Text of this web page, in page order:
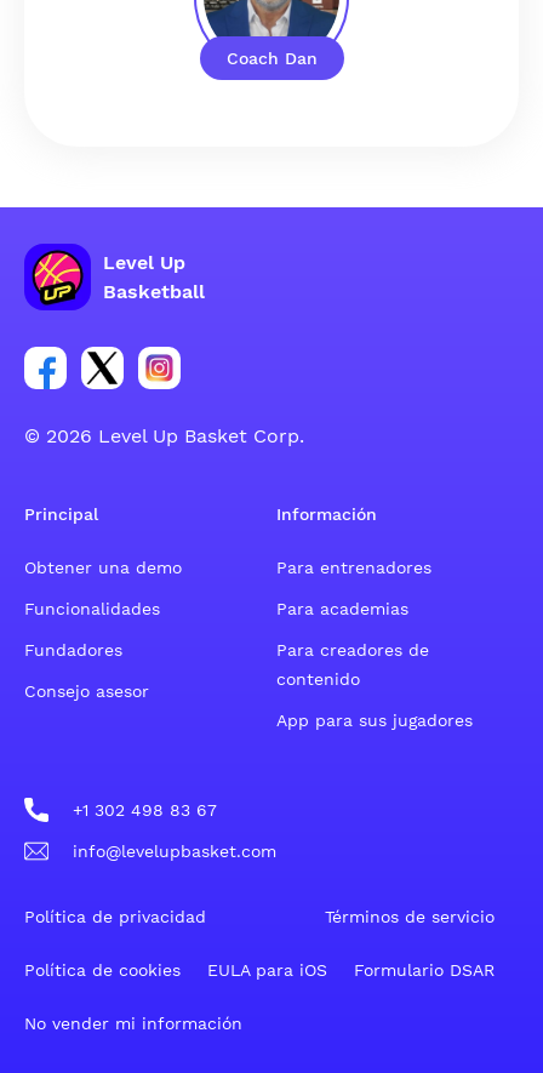
Coach Dan
Level Up
Basketball
Enlace para el grupo social de la cuenta de Facebook
Enlace para el grupo social de la cuenta de
Enlace para el grupo social de la cuenta
© 2026 Level Up Basket Corp.
Principal
Obtener una demo
Funcionalidades
Fundadores
Consejo asesor
Información
Para entrenadores
Para academias
Para creadores de
contenido
App para sus jugadores
+1 302 498 83 67
info@levelupbasket.com
Política de privacidad Términos de servicio
Política de cookies EULA para iOS Formulario DSAR
No vender mi información